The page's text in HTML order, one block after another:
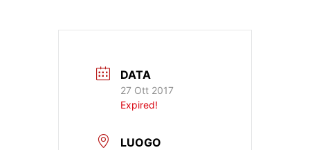
DATA
27 Ott 2017
Expired!
LUOGO